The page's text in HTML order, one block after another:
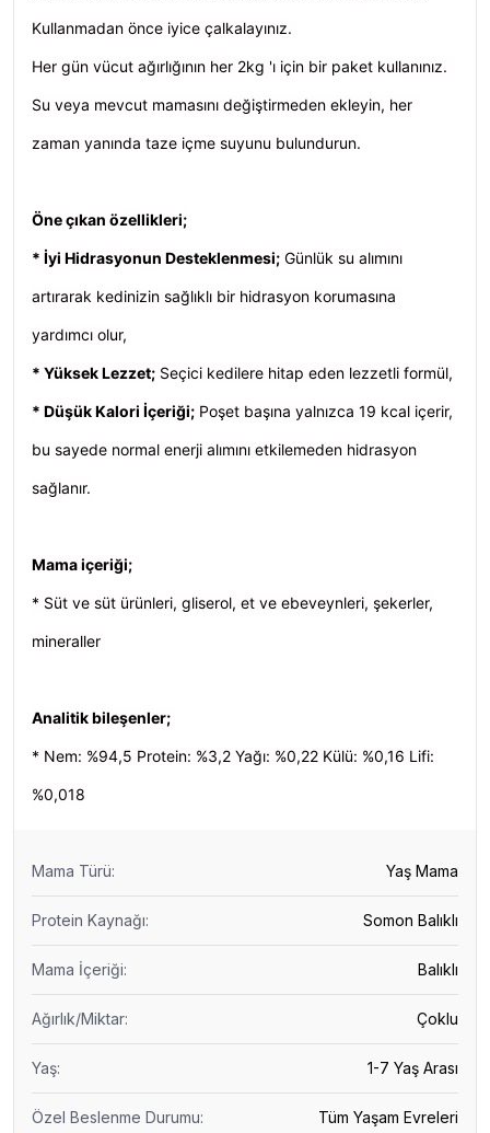
Kullanmadan önce iyice çalkalayınız.
Her gün vücut ağırlığının her 2kg 'ı için bir paket kullanınız.
Su veya mevcut mamasını değiştirmeden ekleyin, her
zaman yanında taze içme suyunu bulundurun.
Öne çıkan özellikleri;
* İyi Hidrasyonun Desteklenmesi; Günlük su alımını
artırarak kedinizin sağlıklı bir hidrasyon korumasına
yardımcı olur,
* Yüksek Lezzet; Seçici kedilere hitap eden lezzetli formül,
* Düşük Kalori İçeriği; Poşet başına yalnızca 19 kcal içerir,
bu sayede normal enerji alımını etkilemeden hidrasyon
sağlanır.
Mama içeriği;
* Süt ve süt ürünleri, gliserol, et ve ebeveynleri, şekerler,
mineraller
Analitik bileşenler;
* Nem: %94,5 Protein: %3,2 Yağı: %0,22 Külü: %0,16 Lifi:
%0,018
Mama Türü: Yaş Mama
Protein Kaynağı: Somon Balıklı
Mama İçeriği: Balıklı
Ağırlık/Miktar: Çoklu
Yaş: 1-7 Yaş Arası
Özel Beslenme Durumu: Tüm Yaşam Evreleri